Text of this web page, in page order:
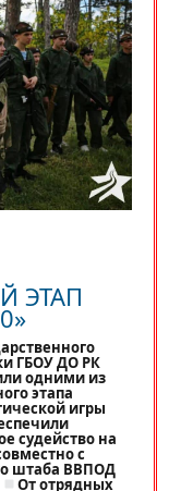
ЭТАП
ГБОУ ДО РК
одними из
этапа
игры
судейство на
с
штаба ВВПОД
От отрядных